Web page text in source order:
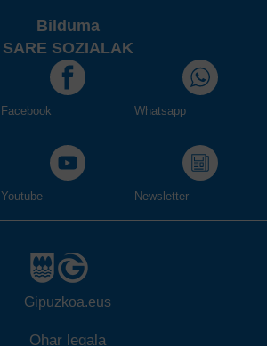
Bilduma
SARE SOZIALAK
Facebook Whatsapp
Youtube Newsletter
Gipuzkoa.eus
Ohar legala